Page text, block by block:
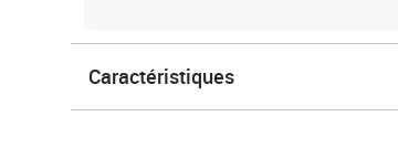
Caractéristiques